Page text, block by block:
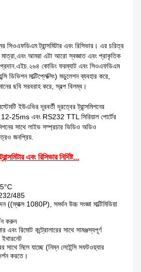
সিওএফডিএম ট্রান্সমিটার এবং রিসিভার। এর চরিত্র
মাত্রা,এবং আমরা এটা আরো স্বজ্ঞাত এবং প্রাকৃতিক
কোডিং ফরম্যাট এবং সিওএফডিএম
ডিভিশন মাল্টিপ্লেক্সিং) মডুলেশন ব্যবহার করে,
ছবি সরবরাহ করে, স্বল্প বিলম্ব।
ইউএভির দূরবর্তী দূরত্বের ট্রান্সমিশনের
12-25ms এবং RS232 TTL সিরিয়াল পোর্টের
সাথে লাইভ সম্প্রচার ভিডিও অডিও
জনপ্রিয়.
এবং রিসিভার নির্দিষ্ট...
485
1080P), সমর্থন উচ্চ সংজ্ঞা মাল্টিমিডিয়া
করুন
এবং রিমোট কন্ট্রোলারের সাথে সামঞ্জস্যপূর্ণ
সাথে মিলে যাচ্ছে (নিম্ন লেটেন্সি সফটওয়্যার
করতে।